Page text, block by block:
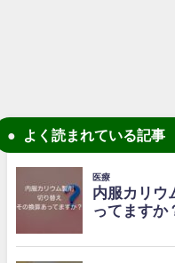
よく読まれている記事